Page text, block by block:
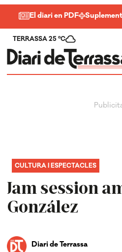
El diari en PDF
TERRASSA 25 ºC
Jam session
González
CULTURA I ESPECTACLES
Diari de Terrassa